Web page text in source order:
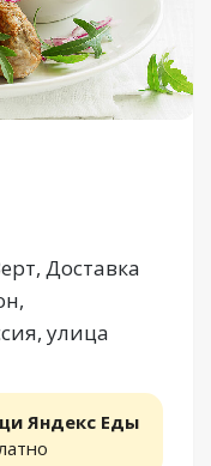
Доставка
улица
Яндекс Еды